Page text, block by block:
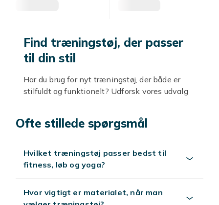
Find træningstøj, der passer
til din stil
Har du brug for nyt træningstøj, der både er
stilfuldt og funktionelt? Udforsk vores udvalg
passer til alle typer træning. Fra løb og fitness
for at blive motiveret træt og svedig.
Føler du dig klar til din næste træning med et
farver, der får dig til at skille dig ud både i
Ofte stillede spørgsmål
Hvilket træningstøj passer bedst til
fitness, løb og yoga?
Hvor vigtigt er materialet, når man